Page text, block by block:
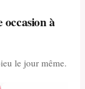
à
le jour même.